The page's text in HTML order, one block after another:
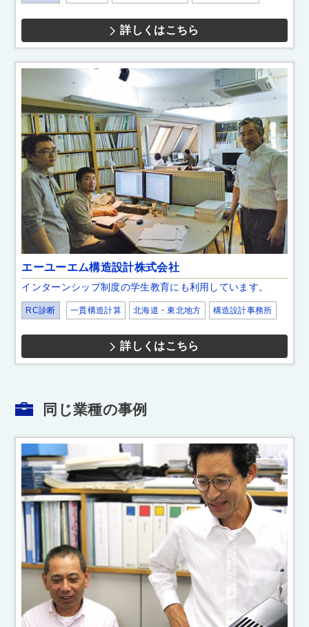
詳しくはこちら
エーユーエム構造設計株式会社
インターンシップ制度の学生教育にも利用しています。
RC診断 一貫構造計算 北海道・東北地方 構造設計事務所
詳しくはこちら
同じ業種の事例